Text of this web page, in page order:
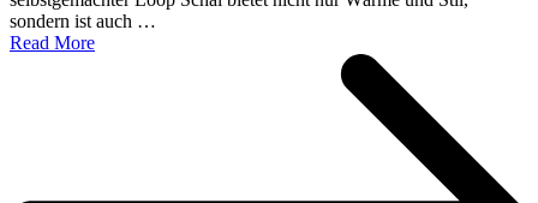
sondern ist auch …
Read More